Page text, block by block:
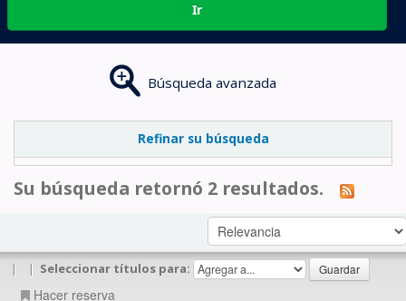
Ir
Búsqueda avanzada
Refinar su búsqueda
Su búsqueda retornó 2 resultados.
| | Seleccionar títulos para:
Hacer reserva